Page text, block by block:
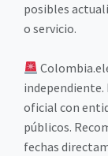
posibles
o servicio.
oficial con
públicos.
fechas